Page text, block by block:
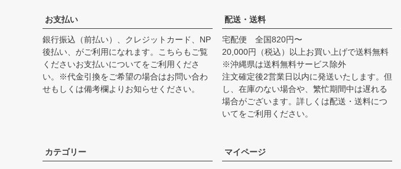
お支払い
銀行振込（前払い）、クレジットカード、NP
後払い、がご利用になれます。こちらもご覧
くださいお支払いについてをご利用くださ
い。※代金引換をご希望の場合はお問い合わ
せもしくは備考欄よりお知らせください。
配送・送料
宅配便 全国820円〜
20,000円（税込）以上お買い上げで送料無料
※沖縄県は送料無料サービス除外
注文確定後2営業日以内に発送いたします。但
し、在庫のない場合や、繁忙期間中は遅れる
場合がございます。詳しくは配送・送料につ
いてをご利用ください。
カテゴリー マイページ